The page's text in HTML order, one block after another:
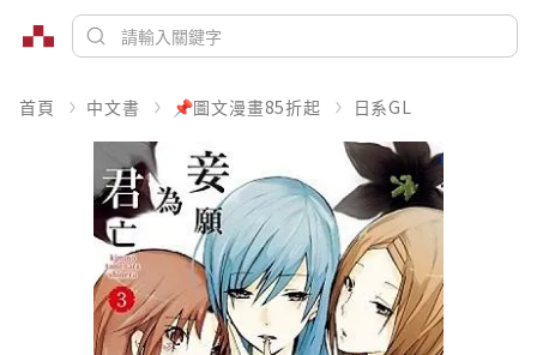
首頁 中文書 📌圖文漫畫85折起 日系GL